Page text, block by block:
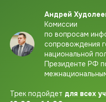
Андрей
Комиссии
по вопросам
сопровождения
национальной
Президенте РФ
Трек подойдет для всех